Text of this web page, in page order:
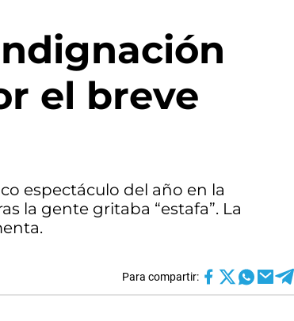
el breve
espectáculo del año en la
la gente gritaba “estafa”. La
Para compartir: